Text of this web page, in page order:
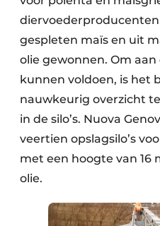
gespleten maïs en uit
olie gewonnen. Om
kunnen voldoen, is het
nauwkeurig overzicht
in de silo’s. Nuova
veertien opslagsilo’s
met een hoogte van 16
olie.